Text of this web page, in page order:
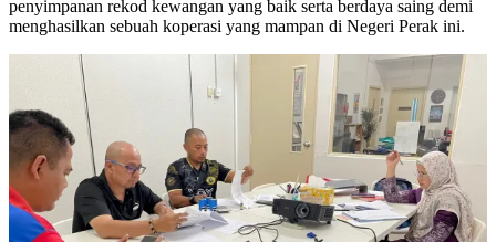
penyimpanan rekod kewangan yang baik serta berdaya saing demi
menghasilkan sebuah koperasi yang mampan di Negeri Perak ini.